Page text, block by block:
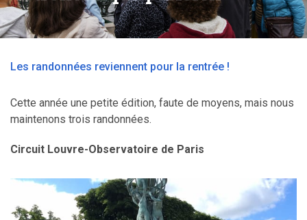
Les randonnées reviennent pour la rentrée !
Cette année une petite édition, faute de moyens, mais nous
maintenons trois randonnées.
Circuit Louvre-Observatoire de Paris